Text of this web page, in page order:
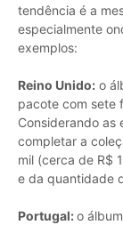
tendência é a
especialmente
exemplos:
Reino Unido: o
pacote com sete
Considerando as
completar a
mil (cerca de R$
e da quantidade
Portugal:o